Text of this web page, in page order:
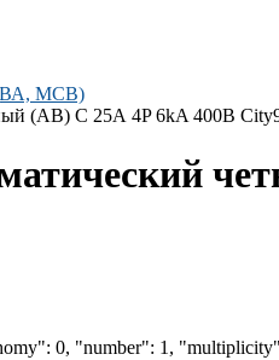
MCB)
(АВ) С 25А 4P 6kA 400В
0, "number": 1,